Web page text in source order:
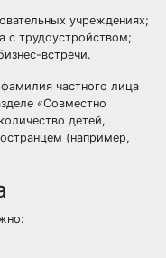
учреждениях;
с трудоустройством;
встречи.
частного лица
«Совместно
детей,
(например,